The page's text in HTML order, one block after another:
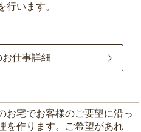
行います。
仕事詳細
お宅でお客様のご要望に沿っ
を作ります。ご希望があれ